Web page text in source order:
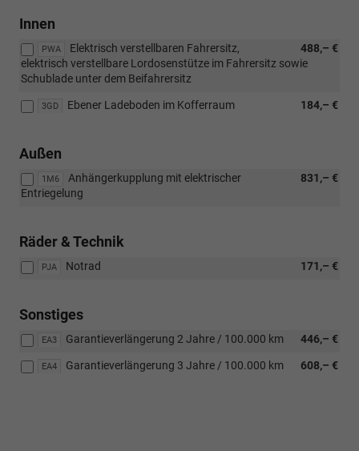
Innen
PWA 488,– €
Elektrisch verstellbaren Fahrersitz,
elektrisch verstellbare Lordosenstütze im Fahrersitz sowie
Schublade unter dem Beifahrersitz
3GD 184,– €
Ebener Ladeboden im Kofferraum
Außen
1M6 831,– €
Anhängerkupplung mit elektrischer
Entriegelung
Räder & Technik
PJA 171,– €
Notrad
Sonstiges
EA3 446,– €
Garantieverlängerung 2 Jahre / 100.000 km
EA4 608,– €
Garantieverlängerung 3 Jahre / 100.000 km